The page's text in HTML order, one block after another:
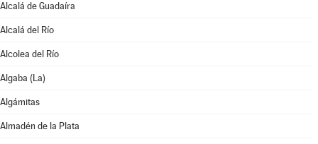
Alcalá de Guadaíra
Alcalá del Río
Alcolea del Río
Algaba (La)
Algámitas
Almadén de la Plata